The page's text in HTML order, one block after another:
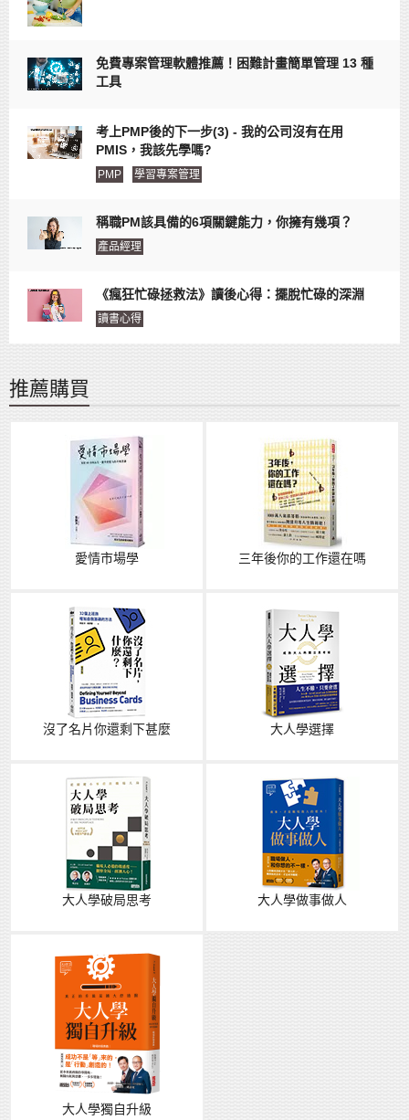
免費專案管理軟體推薦！困難計畫簡單管理 13 種
工具
考上PMP後的下一步(3) - 我的公司沒有在用
PMIS，我該先學嗎?
PMP 學習專案管理
稱職PM該具備的6項關鍵能力，你擁有幾項？
產品經理
《瘋狂忙碌拯救法》讀後心得：擺脫忙碌的深淵
讀書心得
推薦購買
愛情市場學 三年後你的工作還在嗎
沒了名片你還剩下甚麼 大人學選擇
大人學破局思考 大人學做事做人
大人學獨自升級